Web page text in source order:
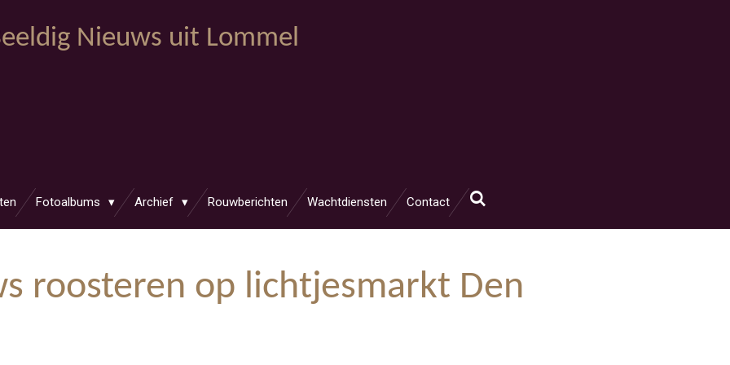
Nieuws uit Lommel
Fotoalbums Archief Rouwberichten Wachtdiensten Contact
roosteren op lichtjesmarkt Den